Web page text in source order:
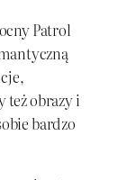
Patrol
też obrazy i
bardzo